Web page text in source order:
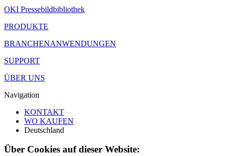
OKI Pressebildbibliothek
PRODUKTE
BRANCHENANWENDUNGEN
SUPPORT
ÜBER UNS
Navigation
KONTAKT
WO KAUFEN
Deutschland
Über Cookies auf dieser Website: